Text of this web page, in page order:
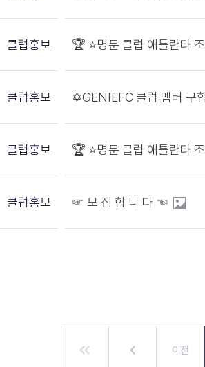
클럽홍보 🏆 ⭐️명문 클럽 애틀란타
클럽홍보 ✡️GENIEFC 클럽 멤버 구
클럽홍보 🏆 ⭐️명문 클럽 애틀란타
클럽홍보 ☞ 모 집 합 니 다 ☜
이전